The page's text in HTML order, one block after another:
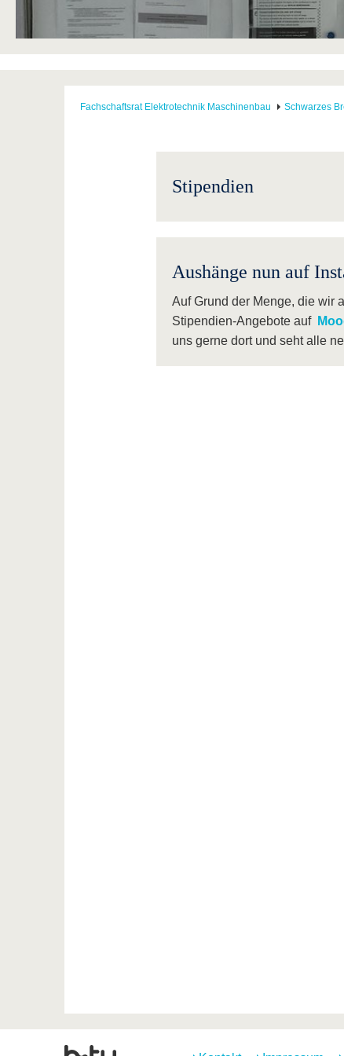
Fachschaftsrat Elektrotechnik Maschinenbau Schwarzes
Stipendien
Aushänge nun auf
Auf Grund der Menge, die wir
Stipendien-Angebote auf
uns gerne dort und seht alle